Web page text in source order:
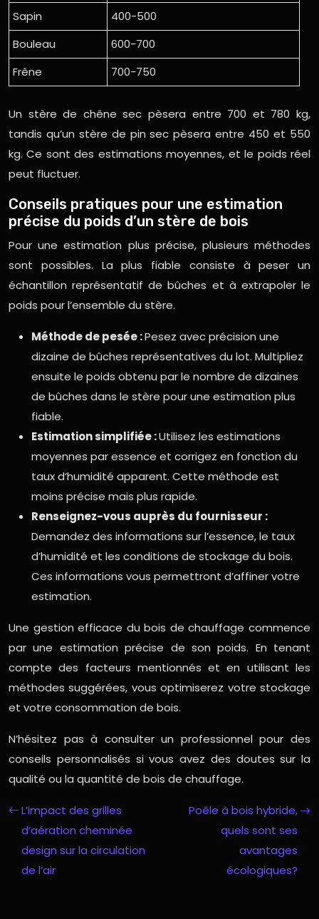
Sapin
400-500
Bouleau
600-700
Frêne
700-750
Un stère de chêne sec pèsera entre 700 et 780 kg,
tandis qu’un stère de pin sec pèsera entre 450 et 550
kg. Ce sont des estimations moyennes, et le poids réel
peut fluctuer.
Conseils pratiques pour une estimation
précise du poids d’un stère de bois
Pour une estimation plus précise, plusieurs méthodes
sont possibles. La plus fiable consiste à peser un
échantillon représentatif de bûches et à extrapoler le
poids pour l’ensemble du stère.
Méthode de pesée :Pesez avec précision une
dizaine de bûches représentatives du lot. Multipliez
ensuite le poids obtenu par le nombre de dizaines
de bûches dans le stère pour une estimation plus
fiable.
Estimation simplifiée :Utilisez les estimations
moyennes par essence et corrigez en fonction du
taux d’humidité apparent. Cette méthode est
moins précise mais plus rapide.
Renseignez-vous auprès du fournisseur :
Demandez des informations sur l’essence, le taux
d’humidité et les conditions de stockage du bois.
Ces informations vous permettront d’affiner votre
estimation.
Une gestion efficace du bois de chauffage commence
par une estimation précise de son poids. En tenant
compte des facteurs mentionnés et en utilisant les
méthodes suggérées, vous optimiserez votre stockage
et votre consommation de bois.
N’hésitez pas à consulter un professionnel pour des
conseils personnalisés si vous avez des doutes sur la
qualité ou la quantité de bois de chauffage.
L’impact des grilles
d’aération cheminée
design sur la circulation
de l’air
Poêle à bois hybride,
quels sont ses
avantages
écologiques?